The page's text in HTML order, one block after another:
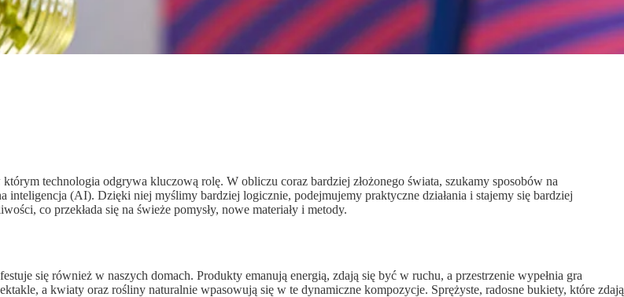
technologia odgrywa kluczową rolę. W obliczu coraz bardziej złożonego świata, szukamy sposobów na
inteligencja (AI). Dzięki niej myślimy bardziej logicznie, podejmujemy praktyczne działania i stajemy się bardziej
co przekłada się na świeże pomysły, nowe materiały i metody.
się również w naszych domach. Produkty emanują energią, zdają się być w ruchu, a przestrzenie wypełnia gra
a kwiaty oraz rośliny naturalnie wpasowują się w te dynamiczne kompozycje. Sprężyste, radosne bukiety, które zdają